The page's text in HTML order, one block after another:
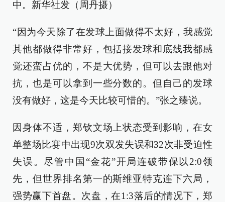
中。新华社发（周丹摄）
“因为今天除了在发球上面做得不太好，我感觉
其他都做得非常好，包括接发球和底线我都感
觉还蛮占优的，不是大优势，但可以去跟他对
抗，也是可以拿到一些分数的。但自己的发球
没有做好，这是今天比较可惜的。”张之臻说。
因身体不适，郑钦文场上状态受到影响，在女
单整场比赛中出现9次双发失误和32次非受迫性
失误。尽管中国“金花”开局连破带保以2:0领
先，但世界排名第一的斯维亚特克连下六局，
强势赢下首盘。次盘，在1:3落后的情况下，郑